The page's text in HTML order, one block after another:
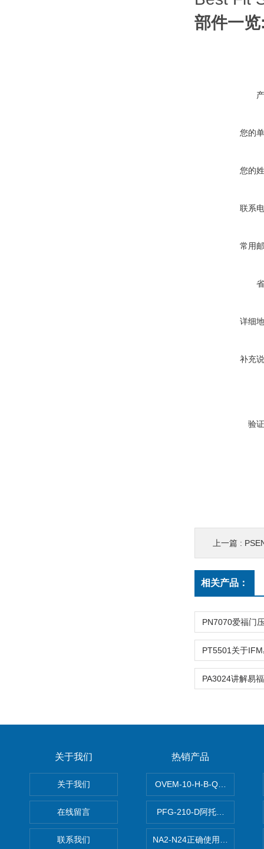
部件一
您的
您的
联系
常用
详细
补充
验
上一篇 : PSEN
相关产品：
关于我们
关于我们
在线留言
联系我们
热销产品
OVEM-10-H-B-QO-CE-N-2P
PFG-210-D阿托斯ATOS电
NA2-N24正确使用松下安全光